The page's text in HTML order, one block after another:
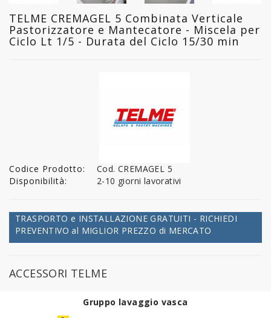
LAVAGGIO
PROFESSIONALE
TELME CREMAGEL 5 Combinata Verticale
Pastorizzatore e Mantecatore - Miscela per
Ciclo Lt 1/5 - Durata del Ciclo 15/30 min
Codice Prodotto:
Cod. CREMAGEL 5
Disponibilità:
2-10 giorni lavorativi
TRASPORTO e INSTALLAZIONE GRATUITI - RICHIEDI
PREVENTIVO al MIGLIOR PREZZO di MERCATO
ACCESSORI TELME
Gruppo lavaggio vasca